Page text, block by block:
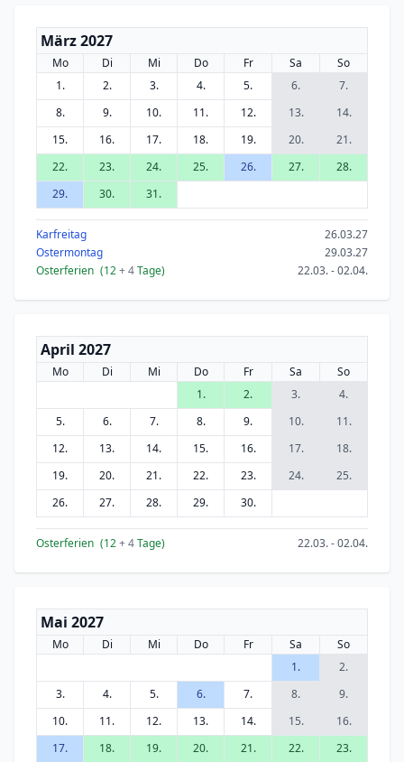
März 2027
Mo Di Mi Do Fr Sa
So
1.
2. 3. 4. 5. 6.
7.
8.
9. 10. 11. 12. 13.
14.
15.
16. 17. 18. 19. 20.
21.
22.
23. 24. 25. 26. 27.
28.
29.
30. 31.
Karfreitag
26.03.27
Ostermontag
29.03.27
Osterferien (12+ 4Tage) 22.03. - 02.04.
April 2027
Mo Di Mi Do Fr Sa
So
1.
2. 3.
4.
5.
6. 7. 8. 9. 10.
11.
12.
13. 14. 15. 16. 17.
18.
19.
20. 21. 22. 23. 24.
25.
26.
27. 28. 29. 30.
Osterferien (12+ 4Tage) 22.03. - 02.04.
Mai 2027
Mo Di Mi Do Fr Sa
So
1.
2.
3.
4. 5. 6. 7. 8.
9.
10.
11. 12. 13. 14. 15.
16.
17.
18. 19. 20. 21. 22. 23.